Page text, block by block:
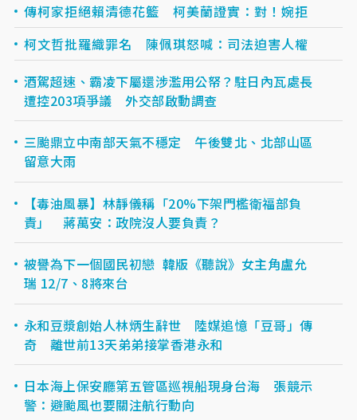
傳柯家拒絕賴清德花籃 柯美蘭證實：對！婉拒
柯文哲批羅織罪名 陳佩琪怒喊：司法迫害人權
酒駕超速、霸凌下屬還涉濫用公帑？駐日內瓦處長
遭控203項爭議 外交部啟動調查
三颱鼎立中南部天氣不穩定 午後雙北、北部山區
留意大雨
【毒油風暴】林靜儀稱「20%下架門檻衛福部負
責」 蔣萬安：政院沒人要負責？
被譽為下一個國民初戀 韓版《聽說》女主角盧允
瑞 12/7、8將來台
永和豆漿創始人林炳生辭世 陸媒追憶「豆哥」傳
奇 離世前13天弟弟接掌香港永和
日本海上保安廳第五管區巡視船現身台海 張競示
警：避颱風也要關注航行動向